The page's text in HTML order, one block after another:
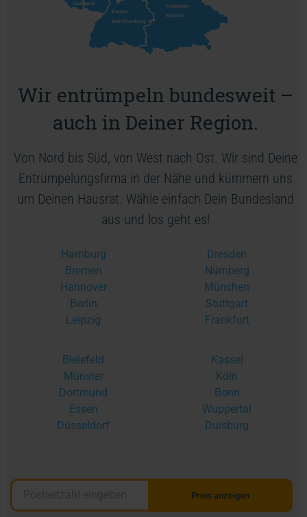
Wir entrümpeln bundesweit –
auch in Deiner Region.
Von Nord bis Süd, von West nach Ost. Wir sind Deine
Entrümpelungsfirma in der Nähe und kümmern uns
um Deinen Hausrat. Wähle einfach Dein Bundesland
aus und los geht es!
Hamburg
Bremen
Hannover
Berlin
Leipzig
Dresden
Nürnberg
München
Stuttgart
Frankfurt
Bielefeld
Münster
Dortmund
Essen
Düsseldorf
Kassel
Köln
Bonn
Wuppertal
Duisburg
Preis anzeigen